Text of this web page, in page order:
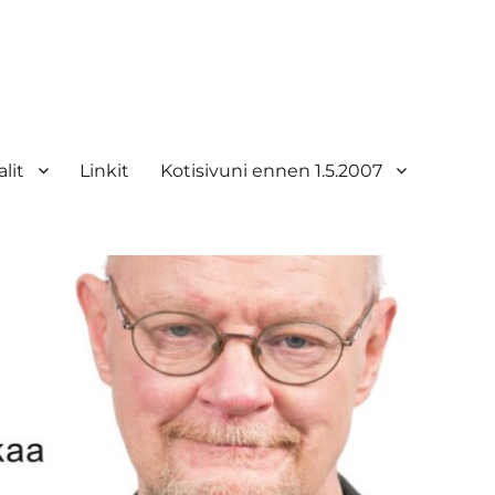
Linkit Kotisivuni ennen 1.5.2007